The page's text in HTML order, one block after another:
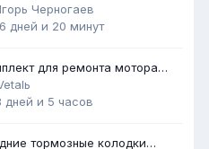
Черногаев
дней и 20 минут
для ремонта мотора
дней и 5 часов
тормозные колодки